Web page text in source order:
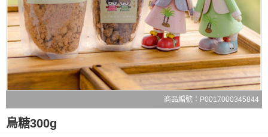
商品編號：P0017000345844
烏糖300g